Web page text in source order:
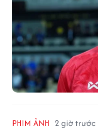
PHIM ẢNH 2 giờ trước